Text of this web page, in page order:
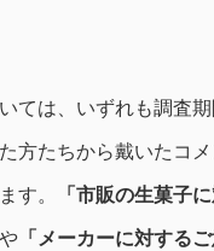
ては、いずれも調査
方たちから戴いたコ
す。
「市販の生菓子
や 「メーカーに対する